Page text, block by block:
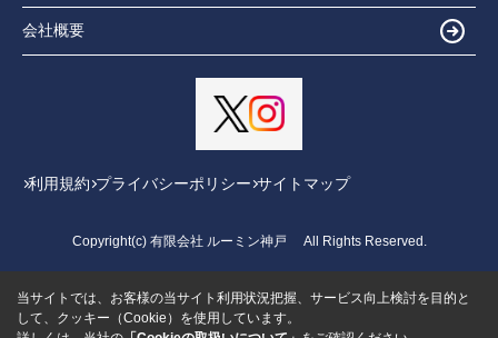
会社概要
利用規約 プライバシーポリシー サイトマップ
Copyright(c) 有限会社 ルーミン神戸 All Rights Reserved.
当サイトでは、お客様の当サイト利用状況把握、サービス向上検討を目的と
して、クッキー（Cookie）を使用しています。